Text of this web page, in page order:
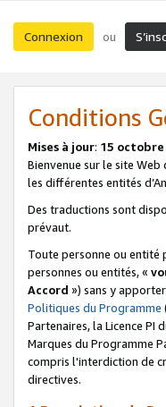
Connexion ou
Conditions
Mises à jour: 15 octobre
Bienvenue sur le site Web
les différentes entités
Des traductions sont
prévaut.
Toute personne ou
personnes ou entités, «
Accord ») sans y
Politiques du Programme
Partenaires, la Licence PI
Marques du Programme
compris l'interdiction de
directives.